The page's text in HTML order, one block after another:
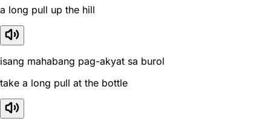
a long pull up the hill
isang mahabang pag-akyat sa burol
take a long pull at the bottle